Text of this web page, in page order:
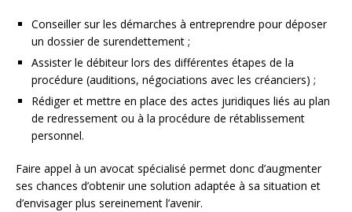
Conseiller sur les démarches à entreprendre pour déposer
un dossier de surendettement ;
Assister le débiteur lors des différentes étapes de la
procédure (auditions, négociations avec les créanciers) ;
Rédiger et mettre en place des actes juridiques liés au plan
de redressement ou à la procédure de rétablissement
personnel.
Faire appel à un avocat spécialisé permet donc d’augmenter
ses chances d’obtenir une solution adaptée à sa situation et
d’envisager plus sereinement l’avenir.